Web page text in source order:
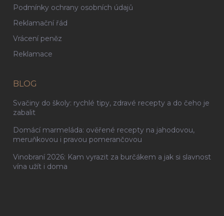
Podmínky ochrany osobních údajů
Reklamační řád
Vrácení peněz
Reklamace
BLOG
Svačiny do školy: rychlé tipy, zdravé recepty a do čeho je
zabalit
Domácí marmeláda: ověřené recepty na jahodovou,
meruňkovou i pravou pomerančovou
Vinobraní 2026: Kam vyrazit za burčákem a jak si slavnost
vína užít i doma